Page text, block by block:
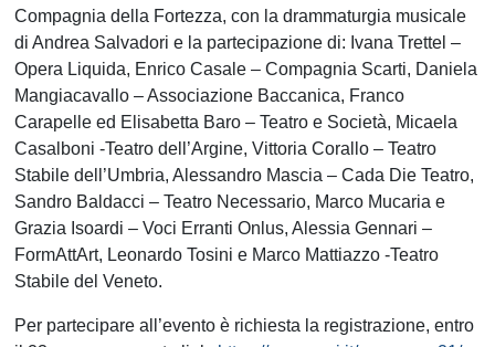
Compagnia della Fortezza, con la drammaturgia musicale
di Andrea Salvadori e la partecipazione di: Ivana Trettel –
Opera Liquida, Enrico Casale – Compagnia Scarti, Daniela
Mangiacavallo – Associazione Baccanica, Franco
Carapelle ed Elisabetta Baro – Teatro e Società, Micaela
Casalboni -Teatro dell’Argine, Vittoria Corallo – Teatro
Stabile dell’Umbria, Alessandro Mascia – Cada Die Teatro,
Sandro Baldacci – Teatro Necessario, Marco Mucaria e
Grazia Isoardi – Voci Erranti Onlus, Alessia Gennari –
FormAttArt, Leonardo Tosini e Marco Mattiazzo -Teatro
Stabile del Veneto.
Per partecipare all’evento è richiesta la registrazione, entro